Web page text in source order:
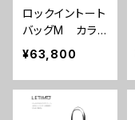
ロックイントート
バッグM カラ
ー/センスグリー
ン ■配送まで
約１か月
¥63,800